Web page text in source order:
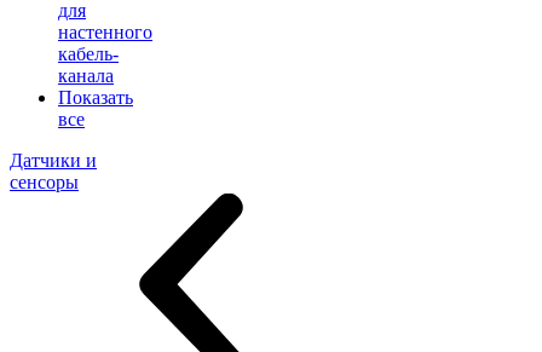
для
настенного
кабель-
канала
Показать
все
Датчики и
сенсоры